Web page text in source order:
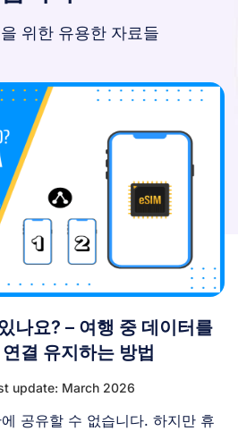
위한 유용한 자료들
나요? – 여행 중 데이터를
결 유지하는 방법
update: March 2026
공유할 수 없습니다. 하지만 휴